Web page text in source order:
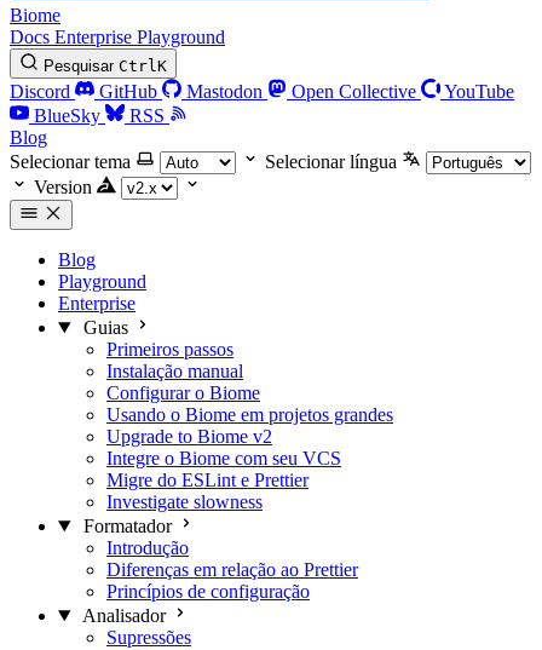
Biome
Docs Enterprise Playground
Pesquisar CtrlK
Discord GitHub Mastodon Open Collective
YouTube
BlueSky
RSS
Blog
Selecionar tema
Selecionar língua
Version
Blog
Playground
Enterprise
Guias
Primeiros passos
Instalação manual
Configurar o Biome
Usando o Biome em projetos grandes
Upgrade to Biome v2
Integre o Biome com seu VCS
Migre do ESLint e Prettier
Investigate slowness
Formatador
Introdução
Diferenças em relação ao Prettier
Princípios de configuração
Analisador
Supressões